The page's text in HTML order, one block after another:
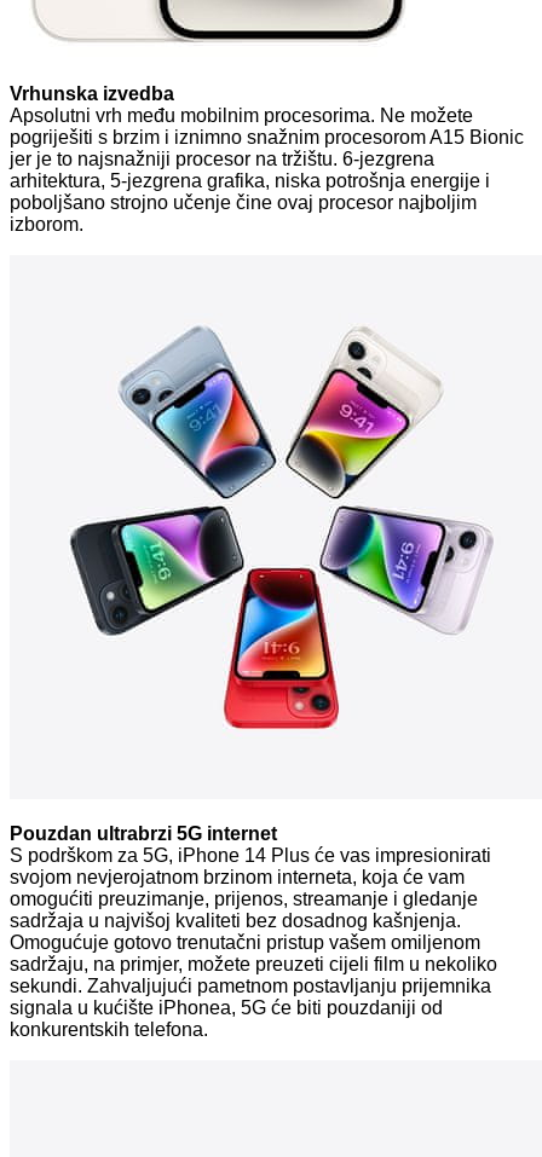
Vrhunska izvedba
Apsolutni vrh među mobilnim procesorima. Ne možete
pogriješiti s brzim i iznimno snažnim procesorom A15 Bionic
jer je to najsnažniji procesor na tržištu. 6-jezgrena
arhitektura, 5-jezgrena grafika, niska potrošnja energije i
poboljšano strojno učenje čine ovaj procesor najboljim
izborom.
Pouzdan ultrabrzi 5G internet
S podrškom za 5G, iPhone 14 Plus će vas impresionirati
svojom nevjerojatnom brzinom interneta, koja će vam
omogućiti preuzimanje, prijenos, streamanje i gledanje
sadržaja u najvišoj kvaliteti bez dosadnog kašnjenja.
Omogućuje gotovo trenutačni pristup vašem omiljenom
sadržaju, na primjer, možete preuzeti cijeli film u nekoliko
sekundi. Zahvaljujući pametnom postavljanju prijemnika
signala u kućište iPhonea, 5G će biti pouzdaniji od
konkurentskih telefona.